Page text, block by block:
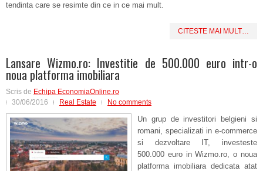
tendinta care se resimte din ce in ce mai mult.
CITESTE MAI MULT…
Lansare Wizmo.ro: Investitie de 500.000 euro intr-o
noua platforma imobiliara
Scris de Echipa EconomiaOnline.ro
30/06/2016
Real Estate No comments
Un grup de investitori belgieni si
romani, specializati in e-commerce
si dezvoltare IT, investeste
500.000 euro in Wizmo.ro, o noua
platforma imobiliara dedicata atat